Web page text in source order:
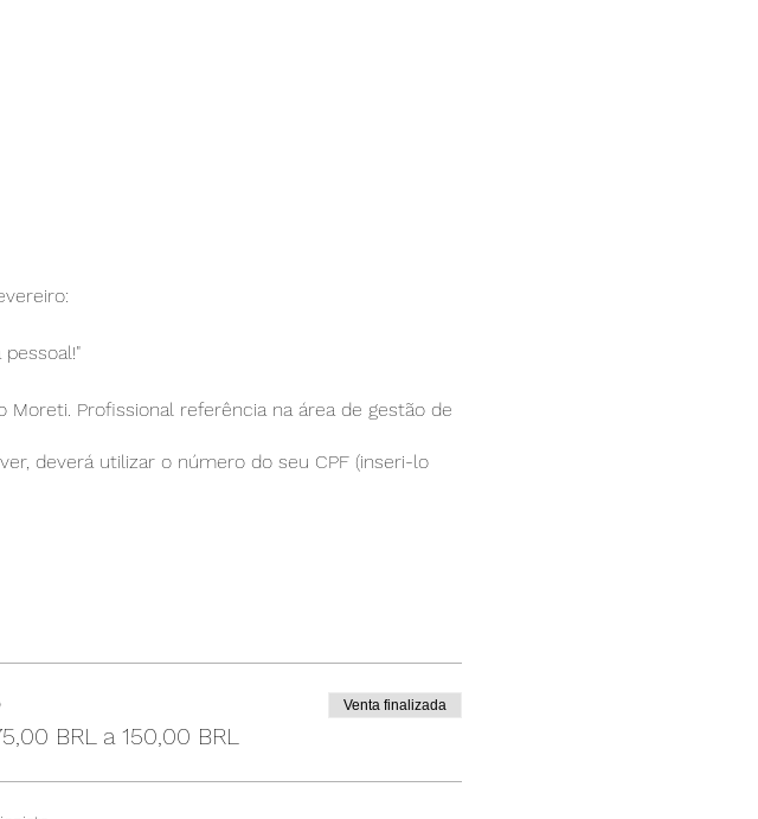
Profissional referência na área de gestão de
deverá utilizar o número do seu CPF (inseri-lo
BRL a 150,00 BRL
Venta finalizada